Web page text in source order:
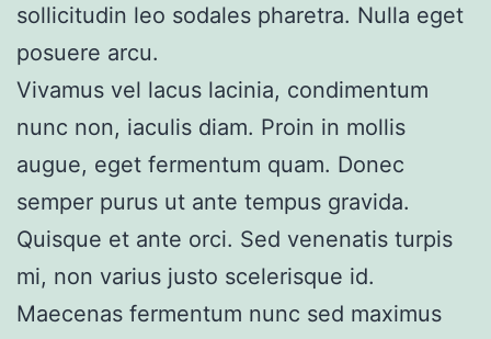
sollicitudin leo sodales pharetra. Nulla eget
posuere arcu.
Vivamus vel lacus lacinia, condimentum
nunc non, iaculis diam. Proin in mollis
augue, eget fermentum quam. Donec
semper purus ut ante tempus gravida.
Quisque et ante orci. Sed venenatis turpis
mi, non varius justo scelerisque id.
Maecenas fermentum nunc sed maximus